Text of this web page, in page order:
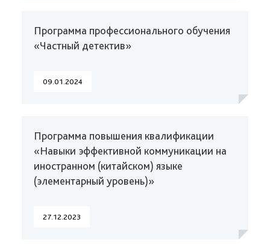
Программа профессионального обучения
«Частный детектив»
09.01.2024
Программа повышения квалификации
«Навыки эффективной коммуникации на
иностранном (китайском) языке
(элементарный уровень)»
27.12.2023